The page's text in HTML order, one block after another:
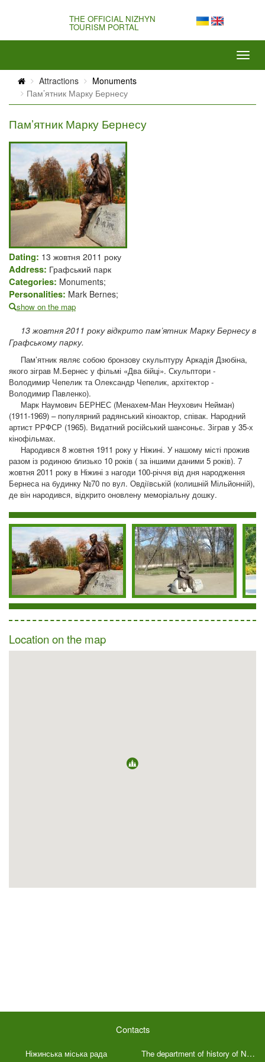
THE OFFICIAL NIZHYN
TOURISM PORTAL
Attractions
Monuments
Пам’ятник Марку Бернесу
Пам’ятник Марку Бернесу
Dating: 13 жовтня 2011 року
Address: Графський парк
Categories: Monuments;
Personalities: Mark Bernes;
show on the map
13 жовтня 2011 року відкрито пам’ятник Марку Бернесу в
Графському парку.
Пам’ятник являє собою бронзову скульптуру Аркадія Дзюбіна,
якого зіграв М.Бернес у фільмі «Два бійці». Скульптори -
Володимир Чепелик та Олександр Чепелик, архітектор -
Володимир Павленко).
Марк Наумович БЕРНЕС (Менахем-Ман Неухович Нейман)
(1911-1969) – популярний радянський кіноактор, співак. Народний
артист РРФСР (1965). Видатний російський шансоньє. Зіграв у 35-х
кінофільмах.
Народився 8 жовтня 1911 року у Ніжині. У нашому місті прожив
разом із родиною близько 10 років ( за іншими даними 5 років). 7
жовтня 2011 року в Ніжині з нагоди 100-річчя від дня народження
Бернеса на будинку №70 по вул. Овдіївській (колишній Мільйонній),
де він народився, відкрито оновлену меморіальну дошку.
Location on the map
Contacts
Ніжинська міська рада The department of history of Nizhyn Ivan Spassky Museum of Local History